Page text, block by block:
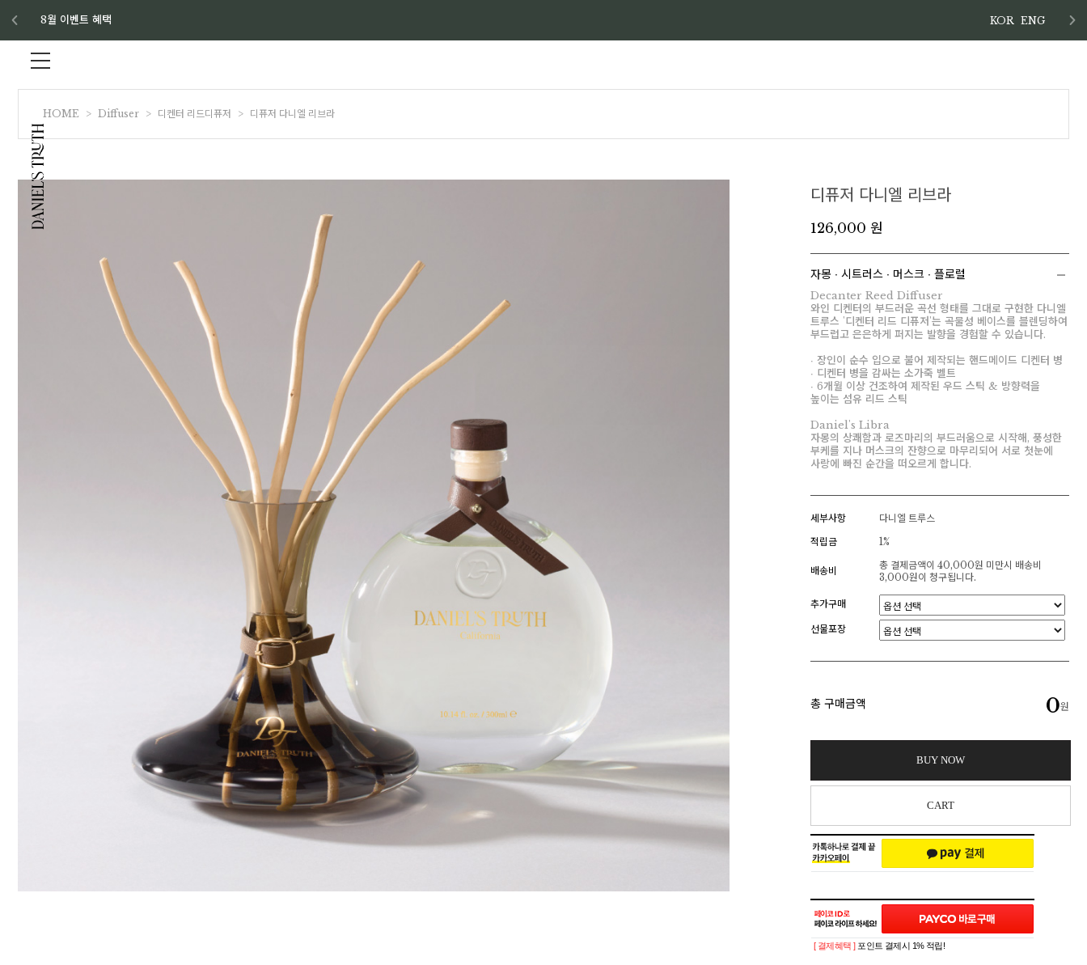
8월 이벤트 혜택 KOR ENG
HOME > Diffuser > 디켄터 리드디퓨저 > 디퓨저 다니엘 리브라
디퓨저 다니엘 리브라
126,000 원
자몽 ∙ 시트러스 ∙ 머스크 ∙ 플로럴
Decanter Reed Diffuser
와인 디켄터의 부드러운 곡선 형태를 그대로 구현한 다니엘
트루스 '디켄터 리드 디퓨저'는 곡물성 베이스를 블렌딩하여
부드럽고 은은하게 퍼지는 발향을 경험할 수 있습니다.
∙ 장인이 순수 입으로 불어 제작되는 핸드메이드 디켄터 병
∙ 디켄터 병을 감싸는 소가죽 벨트
∙ 6개월 이상 건조하여 제작된 우드 스틱 & 방향력을
높이는 섬유 리드 스틱
Daniel's Libra
자몽의 상쾌함과 로즈마리의 부드러움으로 시작해, 풍성한
부케를 지나 머스크의 잔향으로 마무리되어 서로 첫눈에
사랑에 빠진 순간을 떠오르게 합니다.
세부사항
다니엘 트루스
적립금
1%
배송비
총 결제금액이 40,000원 미만시 배송비
3,000원이 청구됩니다.
추가구매
선물포장
총 구매금액 0원
BUY NOW
CART
[ 결제혜택 ] 포인트 결제시 1% 적립!